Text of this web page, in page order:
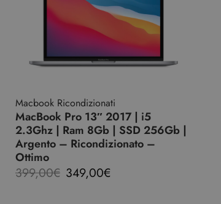
Macbook Ricondizionati
MacBook Pro 13″ 2017 | i5
2.3Ghz | Ram 8Gb | SSD 256Gb |
Argento – Ricondizionato –
Ottimo
399,00€ 349,00€